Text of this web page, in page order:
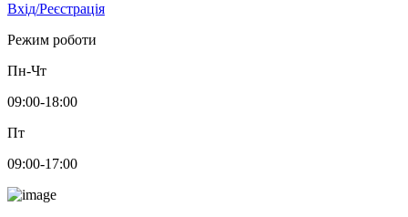
Вхід/Реєстрація
Режим роботи
Пн-Чт
09:00-18:00
Пт
09:00-17:00